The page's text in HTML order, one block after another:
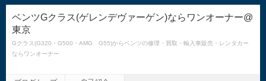
ベンツGクラス(ゲレンデヴァーゲン)ならワンオーナー@
東京
Gクラス(G320・G500・AMG G55)からベンツの修理・買取・輸入車販売・レンタカー
ならワンオーナー